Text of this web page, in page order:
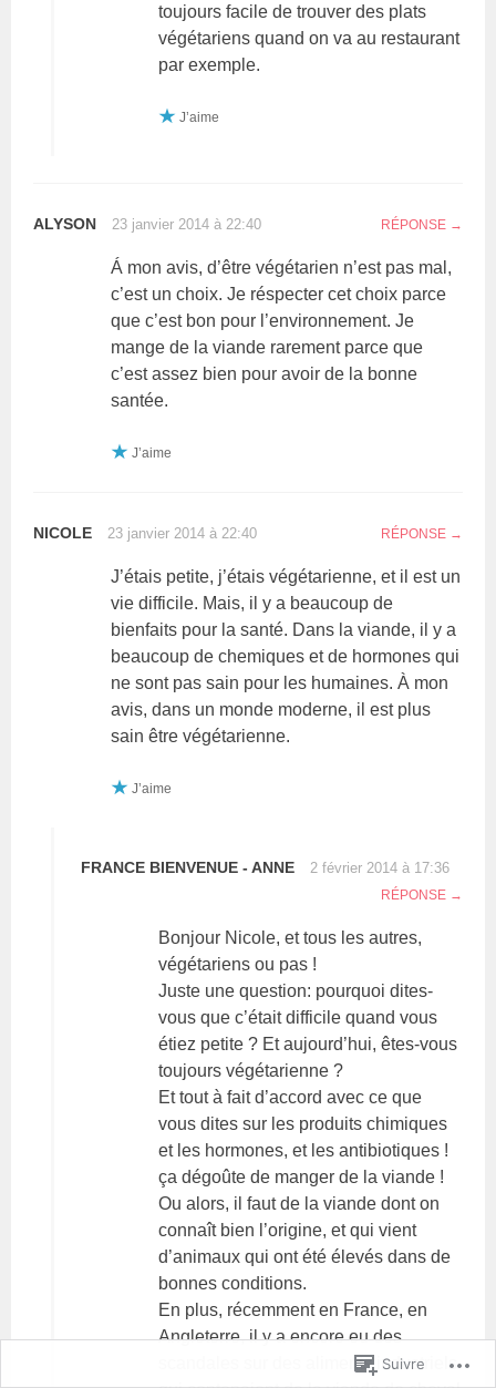
toujours facile de trouver des plats
végétariens quand on va au restaurant
par exemple.
J’aime
ALYSON 23 janvier 2014 à 22:40 RÉPONSE
Á mon avis, d’être végétarien n’est pas mal,
c’est un choix. Je réspecter cet choix parce
que c’est bon pour l’environnement. Je
mange de la viande rarement parce que
c’est assez bien pour avoir de la bonne
santée.
J’aime
NICOLE 23 janvier 2014 à 22:40 RÉPONSE
J’étais petite, j’étais végétarienne, et il est un
vie difficile. Mais, il y a beaucoup de
bienfaits pour la santé. Dans la viande, il y a
beaucoup de chemiques et de hormones qui
ne sont pas sain pour les humaines. À mon
avis, dans un monde moderne, il est plus
sain être végétarienne.
J’aime
FRANCE BIENVENUE - ANNE 2 février 2014 à 17:36
RÉPONSE
Bonjour Nicole, et tous les autres,
végétariens ou pas !
Juste une question: pourquoi dites-
vous que c’était difficile quand vous
étiez petite ? Et aujourd’hui, êtes-vous
toujours végétarienne ?
Et tout à fait d’accord avec ce que
vous dites sur les produits chimiques
et les hormones, et les antibiotiques !
ça dégoûte de manger de la viande !
Ou alors, il faut de la viande dont on
connaît bien l’origine, et qui vient
d’animaux qui ont été élevés dans de
bonnes conditions.
En plus, récemment en France, en
Angleterre, il y a encore eu des
scandales sur des aliments industriels
Suivre